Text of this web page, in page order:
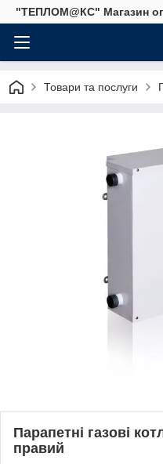
"ТЕПЛОМ@КС" Магазин
Товари та послуги
Парапетні газові
правий